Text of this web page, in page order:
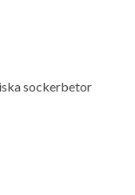
sockerbetor